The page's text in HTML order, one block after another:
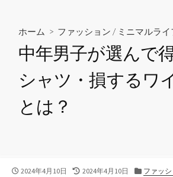
ホーム > ファッション / ミニマルライ
中年男子が選んで
シャツ・損するワ
とは？
公
2024年4月10日
最
2024年4月10日
カ
ファッ